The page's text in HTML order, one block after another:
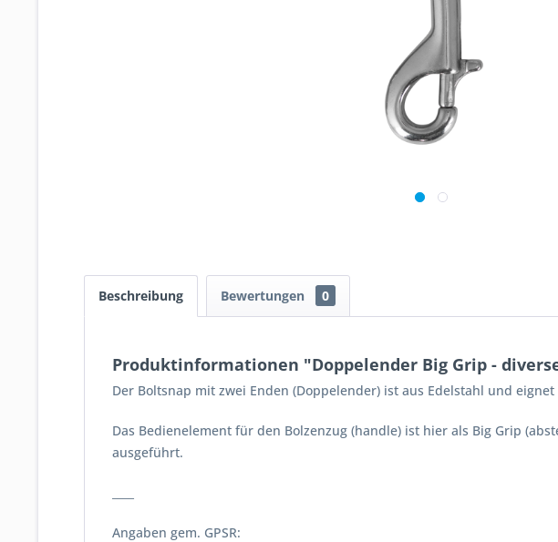
Beschreibung Bewertungen 0
Produktinformationen "Doppelender Big Grip -
Der Boltsnap mit zwei Enden (Doppelender) ist aus Edelstahl und
Das Bedienelement für den Bolzenzug (handle) ist hier als Big Grip
ausgeführt.
Angaben gem. GPSR: